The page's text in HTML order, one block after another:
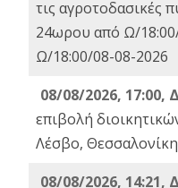
τις αγροτοδασικές
24ωρου από Ω/
Ω/18:00/08-08-2026
08/08/2026, 17:00,
επιβολή
Λέσβο,
08/08/2026, 14:21,